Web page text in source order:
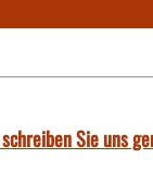
Sie uns